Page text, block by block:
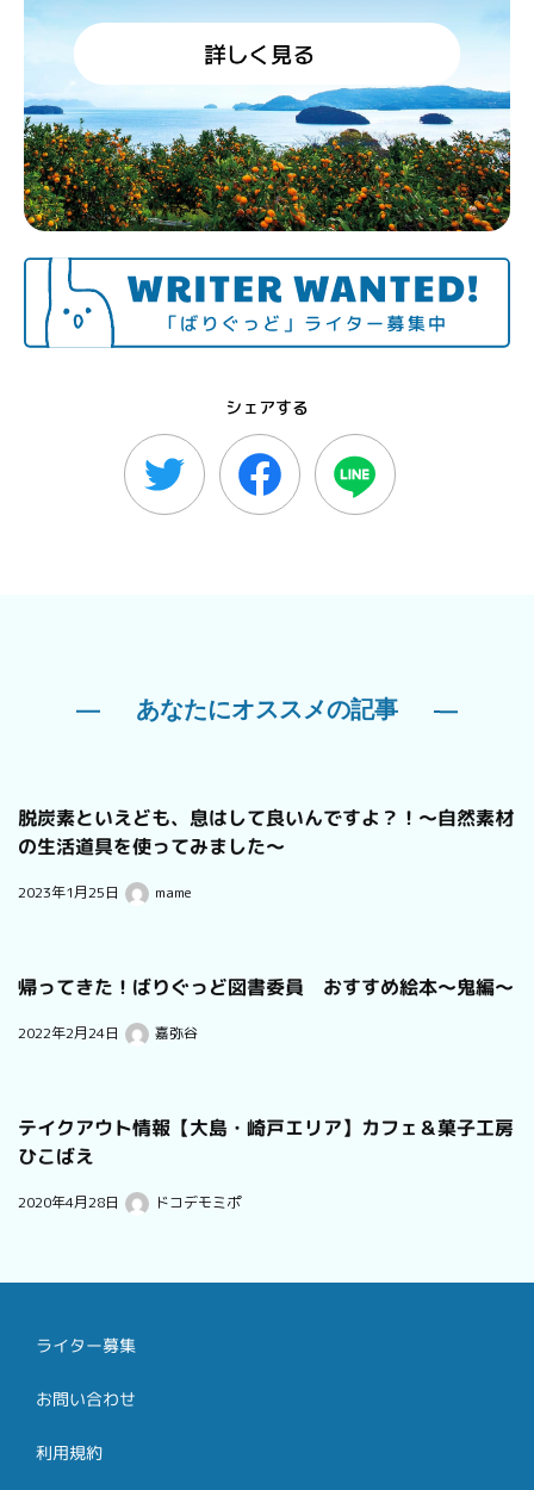
シェアする
あなたにオススメの記事
脱炭素といえども、息はして良いんですよ？！〜自然素材
の生活道具を使ってみました〜
2023年1月25日 mame
帰ってきた！ばりぐっど図書委員 おすすめ絵本〜鬼編〜
2022年2月24日 嘉弥谷
テイクアウト情報【大島・崎戸エリア】カフェ＆菓子工房
ひこばえ
2020年4月28日 ドコデモミポ
ライター募集
お問い合わせ
利用規約